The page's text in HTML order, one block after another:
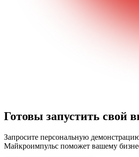
Готовы запустить свой
Запросите персональную
Майкроимпульс поможет вашему